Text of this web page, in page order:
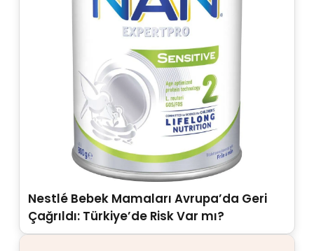
Nestlé Bebek Mamaları Avrupa’da Geri
Çağrıldı: Türkiye’de Risk Var mı?